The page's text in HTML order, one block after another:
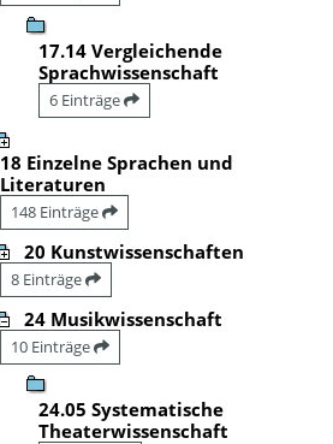
17.14 Vergleichende
Sprachwissenschaft
6 Einträge
18 Einzelne Sprachen und
Literaturen
148 Einträge
20 Kunstwissenschaften
8 Einträge
24 Musikwissenschaft
10 Einträge
24.05 Systematische
Theaterwissenschaft